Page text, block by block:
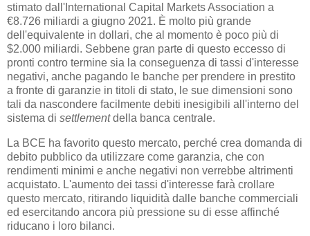
stimato dall'International Capital Markets Association a
€8.726 miliardi a giugno 2021. È molto più grande
dell'equivalente in dollari, che al momento è poco più di
$2.000 miliardi. Sebbene gran parte di questo eccesso di
pronti contro termine sia la conseguenza di tassi d'interesse
negativi, anche pagando le banche per prendere in prestito
a fronte di garanzie in titoli di stato, le sue dimensioni sono
tali da nascondere facilmente debiti inesigibili all'interno del
sistema di settlementdella banca centrale.
La BCE ha favorito questo mercato, perché crea domanda di
debito pubblico da utilizzare come garanzia, che con
rendimenti minimi e anche negativi non verrebbe altrimenti
acquistato. L'aumento dei tassi d'interesse farà crollare
questo mercato, ritirando liquidità dalle banche commerciali
ed esercitando ancora più pressione su di esse affinché
riducano i loro bilanci.